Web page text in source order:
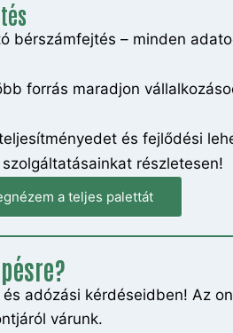
bérszámfejtés – minden
forrás maradjon
és fejlődési
részletesen!
a teljes palettát
adózási kérdéseidben! Az
várunk.